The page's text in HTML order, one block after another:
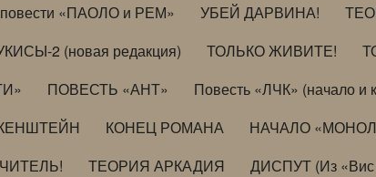
«ПАОЛО и РЕМ» УБЕЙ ДАРВИНА!
2 (новая редакция) ТОЛЬКО ЖИВИТЕ!
ПОВЕСТЬ «АНТ»
Повесть «ЛЧК» (начало и
КОНЕЦ РОМАНА
НАЧАЛО
ТЕОРИЯ АРКАДИЯ ДИСПУТ (Из «Вис